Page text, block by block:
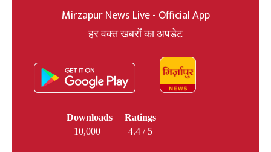
Mirzapur News Live - Official App
हर वक्त खबरों का अपडेट
Downloads
10,000+
Ratings
4.4 / 5